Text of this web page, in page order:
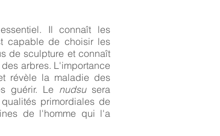
Il connaît les
capable de choisir les
de sculpture et connaît
arbres. L'importance
révèle la maladie des
guérir. Le nudsu sera
primordiales de
de l'homme qui l'a